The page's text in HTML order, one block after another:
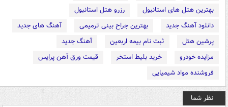
بهترین هتل های استانبول
رزرو هتل استانبول
دانلود آهنگ جدید
بهترین جراح بینی ترمیمی
آهنگ های جدید
پرشین هتل
ثبت نام بیمه اربعین
آهنگ جدید
مزایده خودرو
خرید بلیط استخر
قیمت ورق آهن پرایس
فروشنده مواد شیمیایی
نظر شما